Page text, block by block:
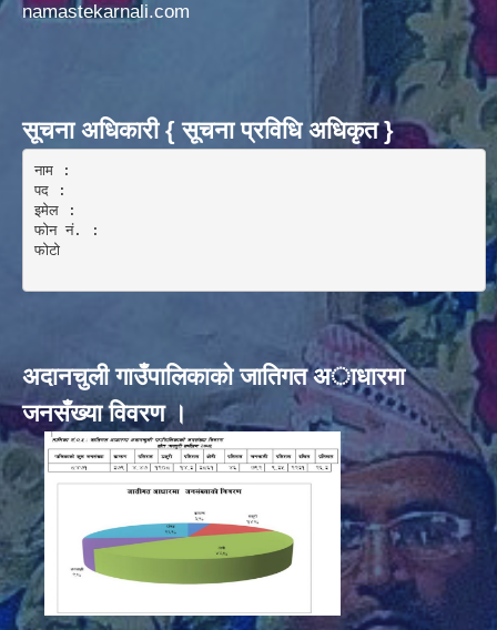
namastekarnali.com
सूचना अधिकारी { सूचना प्रविधि अधिकृत }
नाम :
पद :
इमेल :
फोन नं. :
फोटो
अदानचुली गाउँपालिकाकाे जातिगत अाधारमा
जनसँख्या विवरण ।